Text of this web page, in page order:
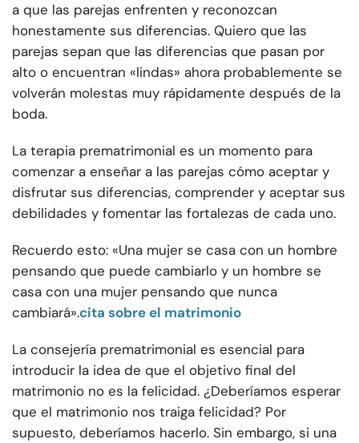
a que las parejas enfrenten y reconozcan
honestamente sus diferencias. Quiero que las
parejas sepan que las diferencias que pasan por
alto o encuentran «lindas» ahora probablemente se
volverán molestas muy rápidamente después de la
boda.
La terapia prematrimonial es un momento para
comenzar a enseñar a las parejas cómo aceptar y
disfrutar sus diferencias, comprender y aceptar sus
debilidades y fomentar las fortalezas de cada uno.
Recuerdo esto: «Una mujer se casa con un hombre
pensando que puede cambiarlo y un hombre se
casa con una mujer pensando que nunca
cambiará».cita sobre el matrimonio
La consejería prematrimonial es esencial para
introducir la idea de que el objetivo final del
matrimonio no es la felicidad. ¿Deberíamos esperar
que el matrimonio nos traiga felicidad? Por
supuesto, deberíamos hacerlo. Sin embargo, si una